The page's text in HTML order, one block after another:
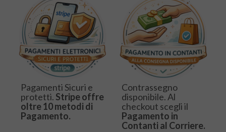
Pagamenti Sicuri e
protetti. Stripe offre
oltre 10 metodi di
Pagamento.
Contrassegno
disponibile. Al
checkout scegli il
Pagamento in
Contanti al Corriere.